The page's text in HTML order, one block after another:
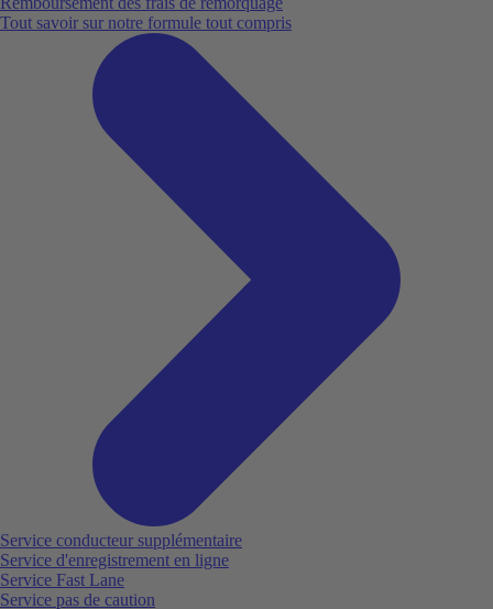
Tout savoir sur notre formule tout compris
Service conducteur supplémentaire
Service d'enregistrement en ligne
Service Fast Lane
Service pas de caution